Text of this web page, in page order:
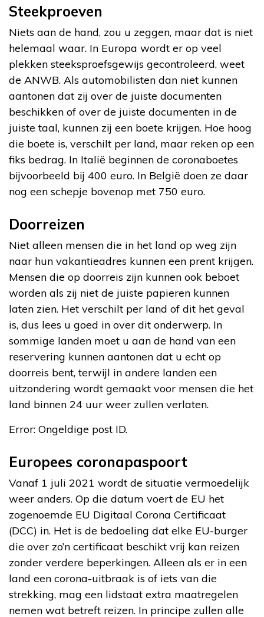
Steekproeven
Niets aan de hand, zou u zeggen, maar dat is niet
helemaal waar. In Europa wordt er op veel
plekken steeksproefsgewijs gecontroleerd, weet
de ANWB. Als automobilisten dan niet kunnen
aantonen dat zij over de juiste documenten
beschikken of over de juiste documenten in de
juiste taal, kunnen zij een boete krijgen. Hoe hoog
die boete is, verschilt per land, maar reken op een
fiks bedrag. In Italië beginnen de coronaboetes
bijvoorbeeld bij 400 euro. In België doen ze daar
nog een schepje bovenop met 750 euro.
Doorreizen
Niet alleen mensen die in het land op weg zijn
naar hun vakantieadres kunnen een prent krijgen.
Mensen die op doorreis zijn kunnen ook beboet
worden als zij niet de juiste papieren kunnen
laten zien. Het verschilt per land of dit het geval
is, dus lees u goed in over dit onderwerp. In
sommige landen moet u aan de hand van een
reservering kunnen aantonen dat u echt op
doorreis bent, terwijl in andere landen een
uitzondering wordt gemaakt voor mensen die het
land binnen 24 uur weer zullen verlaten.
Error: Ongeldige post ID.
Europees coronapaspoort
Vanaf 1 juli 2021 wordt de situatie vermoedelijk
weer anders. Op die datum voert de EU het
zogenoemde EU Digitaal Corona Certificaat
(DCC) in. Het is de bedoeling dat elke EU-burger
die over zo’n certificaat beschikt vrij kan reizen
zonder verdere beperkingen. Alleen als er in een
land een corona-uitbraak is of iets van die
strekking, mag een lidstaat extra maatregelen
nemen wat betreft reizen. In principe zullen alle